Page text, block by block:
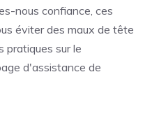
nous confiance, ces
éviter des maux de tête
pratiques sur le
d'assistance de